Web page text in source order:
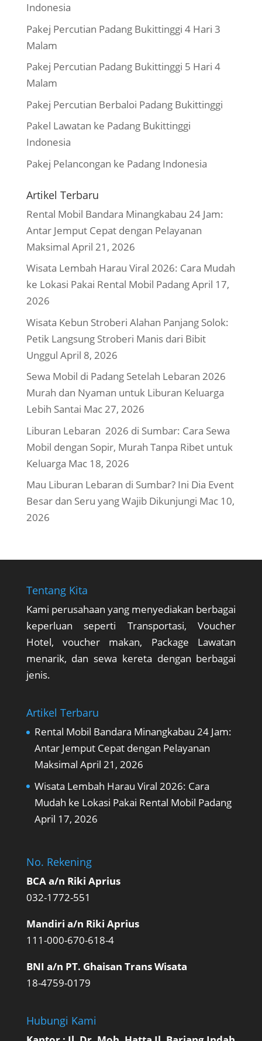
Indonesia
Pakej Percutian Padang Bukittinggi 4 Hari 3
Malam
Pakej Percutian Padang Bukittinggi 5 Hari 4
Malam
Pakej Percutian Berbaloi Padang Bukittinggi
Pakel Lawatan ke Padang Bukittinggi
Indonesia
Pakej Pelancongan ke Padang Indonesia
Artikel Terbaru
Rental Mobil Bandara Minangkabau 24 Jam:
Antar Jemput Cepat dengan Pelayanan
Maksimal April 21, 2026
Wisata Lembah Harau Viral 2026: Cara Mudah
ke Lokasi Pakai Rental Mobil PadangApril 17,
2026
Wisata Kebun Stroberi Alahan Panjang Solok:
Petik Langsung Stroberi Manis dari Bibit
Unggul April 8, 2026
Sewa Mobil di Padang Setelah Lebaran 2026
Murah dan Nyaman untuk Liburan Keluarga
Lebih Santai Mac 27, 2026
Liburan Lebaran 2026 di Sumbar: Cara Sewa
Mobil dengan Sopir, Murah Tanpa Ribet untuk
Keluarga Mac 18, 2026
Mau Liburan Lebaran di Sumbar? Ini Dia Event
Besar dan Seru yang Wajib Dikunjungi Mac 10,
2026
Tentang Kita
Kami perusahaan yang menyediakan berbagai
keperluan seperti Transportasi, Voucher
Hotel, voucher makan, Package Lawatan
menarik, dan sewa kereta dengan berbagai
jenis.
Artikel Terbaru
Rental Mobil Bandara Minangkabau 24 Jam:
Antar Jemput Cepat dengan Pelayanan
Maksimal April 21, 2026
Wisata Lembah Harau Viral 2026: Cara
Mudah ke Lokasi Pakai Rental Mobil Padang
April 17, 2026
No. Rekening
BCA a/n Riki Aprius
032-1772-551
Mandiri a/n Riki Aprius
111-000-670-618-4
BNI a/n PT. Ghaisan Trans Wisata
18-4759-0179
Hubungi Kami